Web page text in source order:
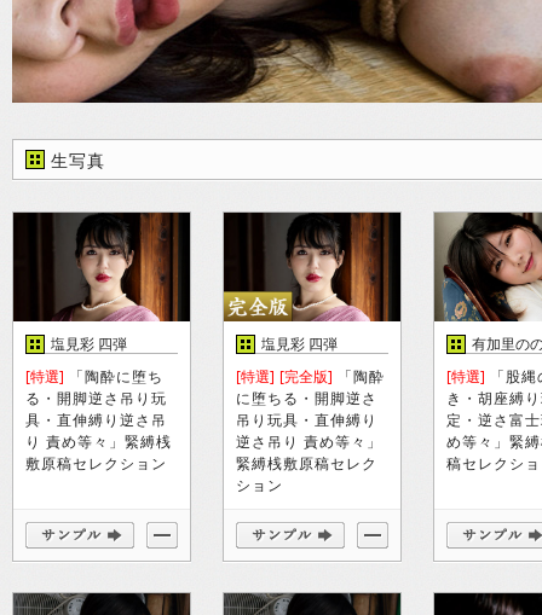
生写真
塩見彩 四弾
[特選] 「陶酔に堕ち
る・開脚逆さ吊り玩
具・直伸縛り逆さ吊
り 責め等々」緊縛桟
敷原稿セレクション
塩見彩 四弾
[特選] [完全版] 「陶酔
に堕ちる・開脚逆さ
吊り玩具・直伸縛り
逆さ吊り 責め等々」
緊縛桟敷原稿セレク
ション
有加里の
[特選] 「股
き・胡座縛
定・逆さ富
め等々」緊
稿セレクシ